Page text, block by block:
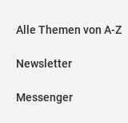
Alle Themen von A-Z
Newsletter
Messenger